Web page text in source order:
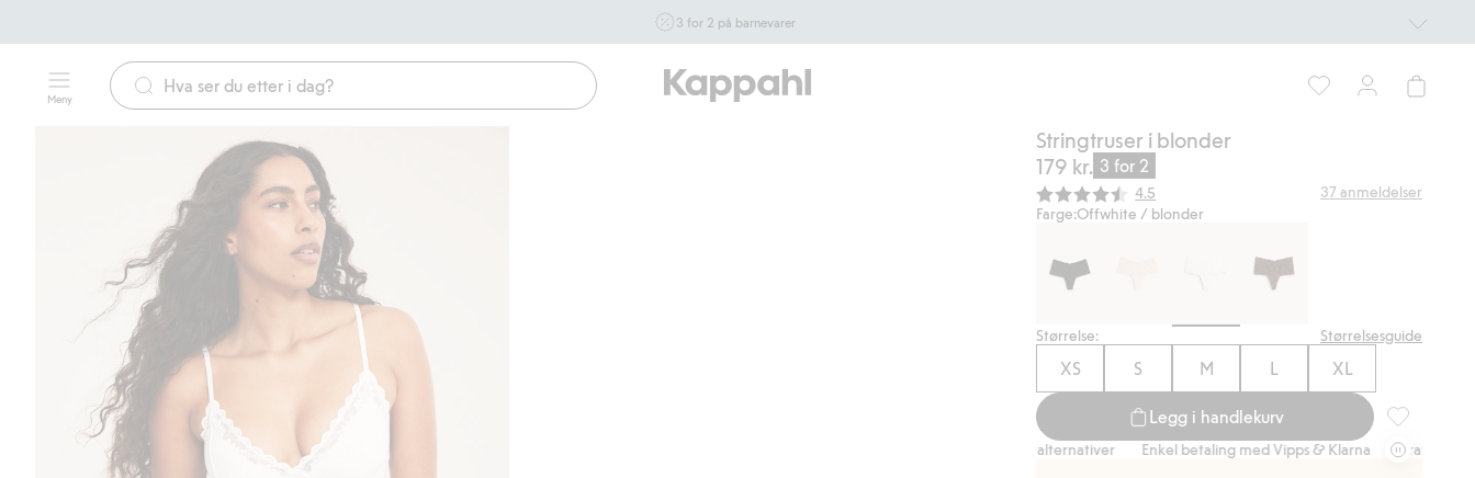
3 for 2 på barnevarer
inngår i tilbudet tom. 17/8 i butikk & online for deg som er
eller blir medlem. Kan ikke kombineres med andre tilbud
eller rabatter.
Meny
Stringtruser i blonder
179 kr. 3 for 2
Gjennomsnittskarakter:
4.5 37anmeldelser
Farge:Offwhite / blonder
Størrelse: Størrelsesguide
XS S M L XL
Legg i handlekurv
Gratis fraktalternativer Enkel betaling med Vipps & Klarna Gratis fraktalternativer